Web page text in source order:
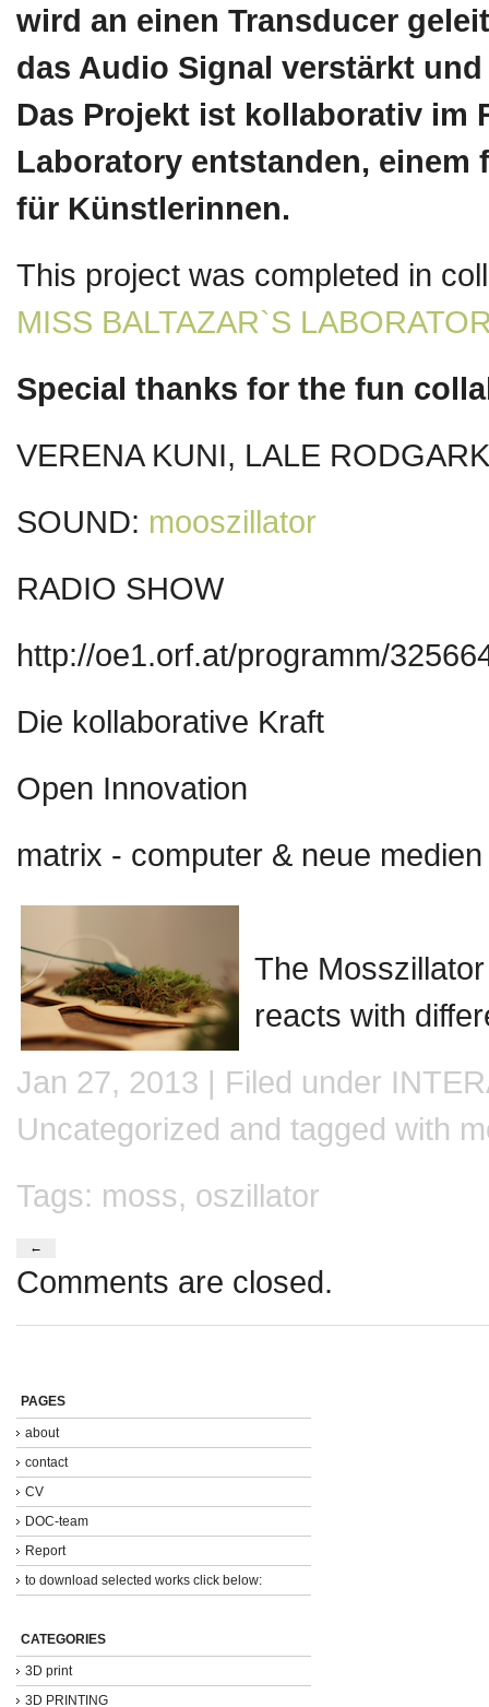
wird an einen Transducer
das Audio Signal verstärkt
Das Projekt ist kollaborativ im
Laboratory entstanden,
für Künstlerinnen.
This project was completed in
MISS BALTAZAR`S
Special thanks for the fun
VERENA KUNI, LALE
SOUND: mooszillator
RADIO SHOW
http://oe1.orf.at/programm/
Die kollaborative Kraft
Open Innovation
matrix - computer & neue medien
The
reacts with
Jan 27, 2013 | Filed under
Uncategorized and tagged with
Tags: moss, oszillator
←
Comments are closed.
PAGES
about
contact
CV
DOC-team
Report
to download selected works click below:
CATEGORIES
3D print
3D PRINTING